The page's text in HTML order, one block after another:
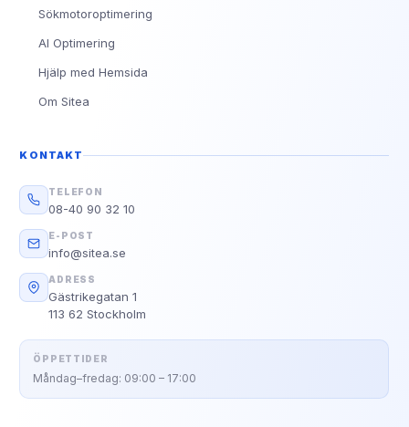
Sökmotoroptimering
AI Optimering
Hjälp med Hemsida
Om Sitea
KONTAKT
TELEFON
08-40 90 32 10
E-POST
info@sitea.se
ADRESS
Gästrikegatan 1
113 62 Stockholm
ÖPPETTIDER
Måndag–fredag: 09:00 – 17:00